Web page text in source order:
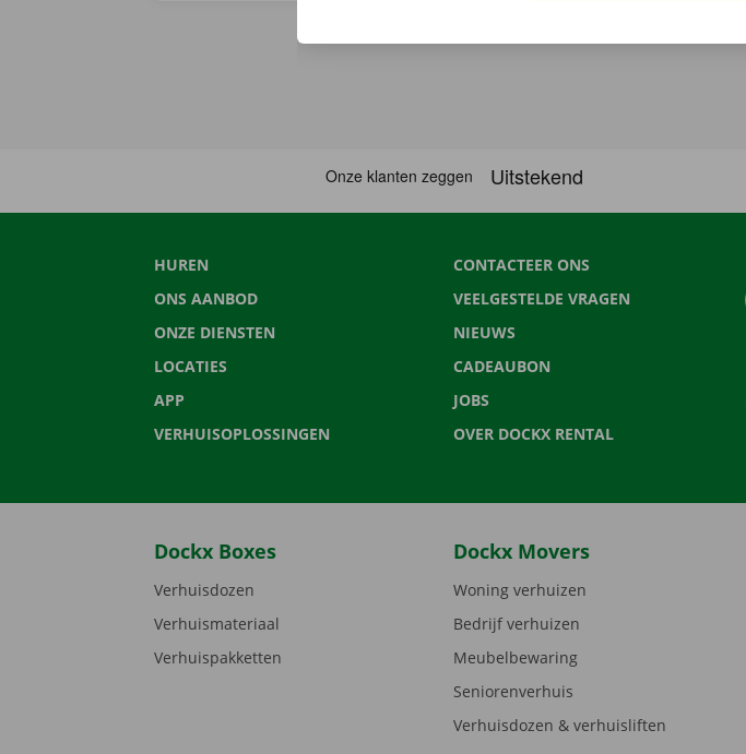
HUREN
ONS AANBOD
ONZE DIENSTEN
LOCATIES
APP
VERHUISOPLOSSINGEN
CONTACTEER ONS
VEELGESTELDE VRAGEN
NIEUWS
CADEAUBON
JOBS
OVER DOCKX RENTAL
Dockx Boxes
Verhuisdozen
Verhuismateriaal
Verhuispakketten
Dockx Movers
Woning verhuizen
Bedrijf verhuizen
Meubelbewaring
Seniorenverhuis
Verhuisdozen & verhuisliften